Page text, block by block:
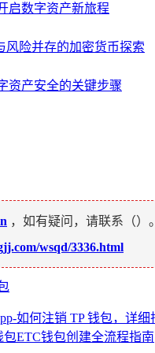
启数字资产新旅程
风险并存的加密货币探索
资产安全的关键步骤
，如有疑问，请联系（）。
wsqd/3336.html
如何注销 TP 钱包，详
ETC钱包创建全流程指南